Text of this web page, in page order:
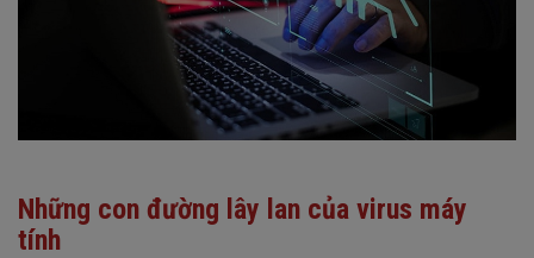
Những con đường lây lan của virus máy
tính